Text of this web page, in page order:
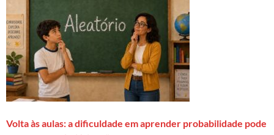
Volta às aulas: a dificuldade em aprender probabilidade pode